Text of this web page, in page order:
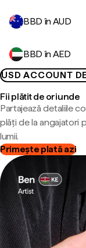
BBD în AUD
BBD în AED
USD ACCOUNT
Fii plătit de oriunde
Partajează detaliile
plăți de la angajatori
lumii.
Primește plată azi